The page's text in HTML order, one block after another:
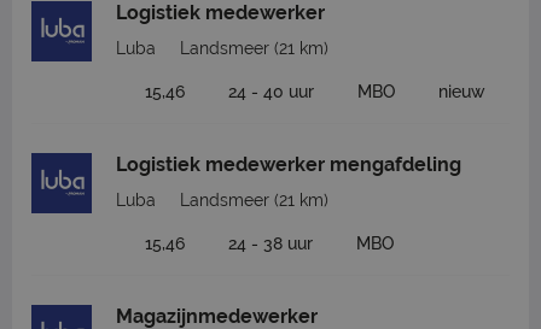
Logistiek medewerker
Luba Landsmeer (21 km)
15,46 24 - 40 uur MBO nieuw
Logistiek medewerker mengafdeling
Luba Landsmeer (21 km)
15,46 24 - 38 uur MBO
Magazijnmedewerker